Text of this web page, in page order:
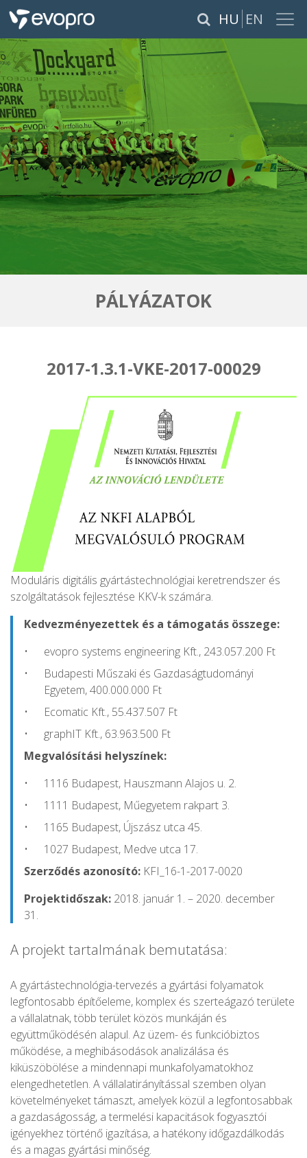
HU EN ×
RÓLUNK
SZOLGÁLTATÁSOK
TERMÉKEK
REFERENCIÁK
KARRIER
PÁLYÁZATOK
2017-1.3.1-VKE-2017-00029
Moduláris digitális gyártástechnológiai keretrendszer és
szolgáltatások fejlesztése KKV-k számára.
Kedvezményezettek és a támogatás összege:
evopro systems engineering Kft., 243.057.200 Ft
Budapesti Műszaki és Gazdaságtudományi
Egyetem, 400.000.000 Ft
Ecomatic Kft., 55.437.507 Ft
graphIT Kft., 63.963.500 Ft
Megvalósítási helyszínek:
1116 Budapest, Hauszmann Alajos u. 2.
1111 Budapest, Műegyetem rakpart 3.
1165 Budapest, Újszász utca 45.
1027 Budapest, Medve utca 17.
Szerződés azonosító: KFI_16-1-2017-0020
Projektidőszak: 2018. január 1. – 2020. december
31.
A projekt tartalmának bemutatása:
A gyártástechnológia-tervezés a gyártási folyamatok
legfontosabb építőeleme, komplex és szerteágazó területe
a vállalatnak, több terület közös munkáján és
együttműködésén alapul. Az üzem- és funkcióbiztos
működése, a meghibásodások analizálása és
kiküszöbölése a mindennapi munkafolyamatokhoz
elengedhetetlen. A vállalatirányítással szemben olyan
követelményeket támaszt, amelyek közül a legfontosabbak
a gazdaságosság, a termelési kapacitások fogyasztói
igényekhez történő igazítása, a hatékony időgazdálkodás
és a magas gyártási minőség.